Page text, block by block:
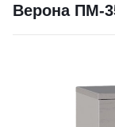
Верона ПМ-